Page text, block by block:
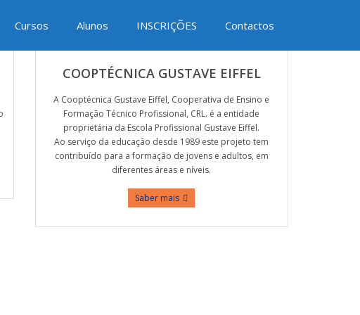
Cursos Alunos INSCRIÇÕES Contactos
COOPTÉCNICA GUSTAVE EIFFEL
A Cooptécnica Gustave Eiffel, Cooperativa de Ensino e
Formação Técnico Profissional, CRL. é a entidade
proprietária da Escola Profissional Gustave Eiffel.
Ao serviço da educação desde 1989 este projeto tem
contribuído para a formação de jovens e adultos, em
diferentes áreas e níveis.
Saber mais